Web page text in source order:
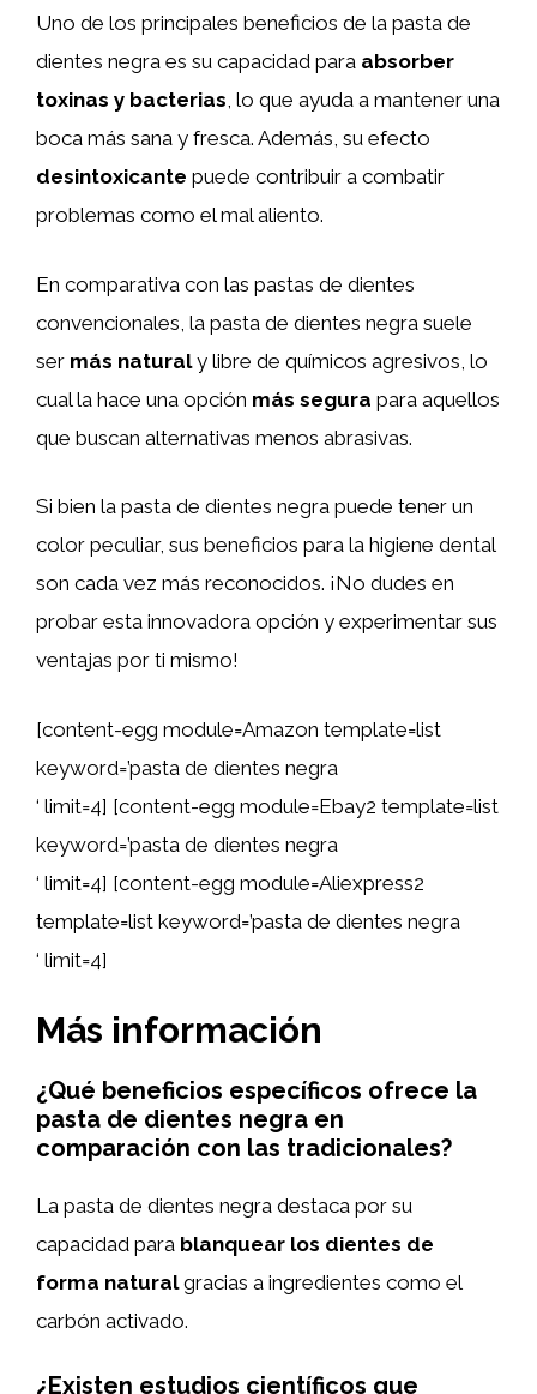
Uno de los principales beneficios de la pasta de
dientes negra es su capacidad para absorber
toxinas y bacterias, lo que ayuda a mantener una
boca más sana y fresca. Además, su efecto
desintoxicante puede contribuir a combatir
problemas como el mal aliento.
En comparativa con las pastas de dientes
convencionales, la pasta de dientes negra suele
ser más naturaly libre de químicos agresivos, lo
cual la hace una opción más segura para aquellos
que buscan alternativas menos abrasivas.
Si bien la pasta de dientes negra puede tener un
color peculiar, sus beneficios para la higiene dental
son cada vez más reconocidos. ¡No dudes en
probar esta innovadora opción y experimentar sus
ventajas por ti mismo!
[content-egg module=Amazon template=list
keyword=’pasta de dientes negra
‘ limit=4] [content-egg module=Ebay2 template=list
keyword=’pasta de dientes negra
‘ limit=4] [content-egg module=Aliexpress2
template=list keyword=’pasta de dientes negra
‘ limit=4]
Más información
¿Qué beneficios específicos ofrece la
pasta de dientes negra en
comparación con las tradicionales?
La pasta de dientes negra destaca por su
capacidad para blanquear los dientes de
forma naturalgracias a ingredientes como el
carbón activado.
¿Existen estudios científicos que